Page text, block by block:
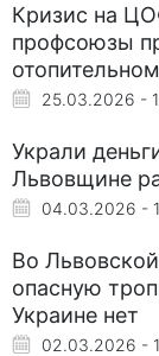
Кризис на
профсоюзы
25.03.2026 -
Украли
Львовщине
04.03.2026 -
Во
опасную
Украине нет
02.03.2026 -